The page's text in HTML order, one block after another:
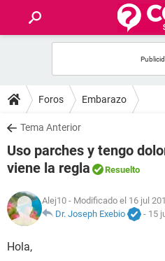
FOROS
SALUD
FAMILIA
NUTRICIÓN
Foros Embarazo
Tema Anterior
Uso parches y tengo
viene la regla
Resuelto
Alej10 - Modificado el 16 jul
Dr. Joseph Exebio
- 15
Hola,